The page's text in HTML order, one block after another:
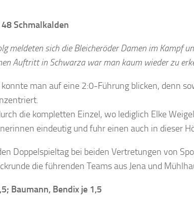
Schmalkalden
meldeten sich die Bleicheröder Damen im Kampf
Auftritt in Schwarza war man kaum wieder zu
man auf eine 2:0-Führung blicken, denn
die kompletten Einzel, wo lediglich Elke
eindeutig und fuhr einen auch in dieser
Doppelspieltag bei beiden Vertretungen von
die führenden Teams aus Jena und
Baumann, Bendix je 1,5